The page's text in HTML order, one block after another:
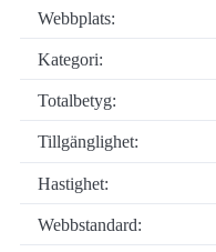
Webbplats:
Kategori:
Totalbetyg:
Tillgänglighet:
Hastighet:
Webbstandard: